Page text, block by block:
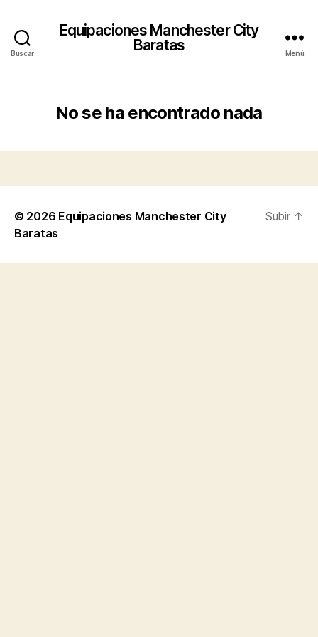
Buscar
Equipaciones Manchester City
Baratas
Menú
No se ha encontrado nada
© 2026 Equipaciones Manchester City
Baratas
Subir ↑